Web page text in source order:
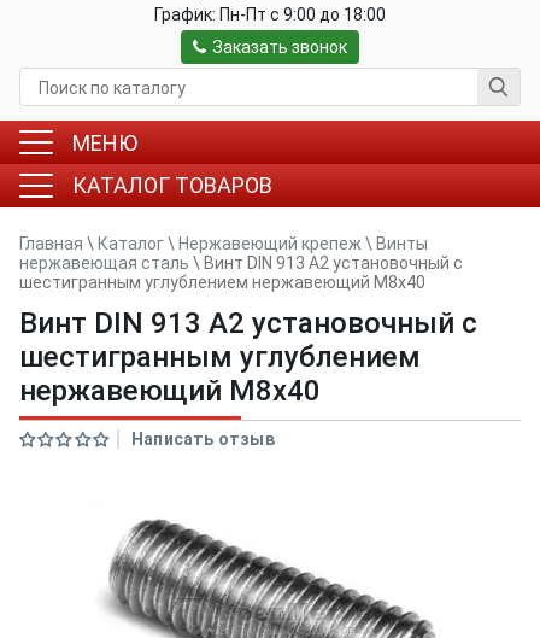
График: Пн-Пт c 9:00 до 18:00
Заказать звонок
МЕНЮ
КАТАЛОГ ТОВАРОВ
Главная \ Каталог\ Нержавеющий крепеж \ Винты
нержавеющая сталь \ Винт DIN 913 А2 установочный с
шестигранным углублением нержавеющий M8x40
Винт DIN 913 А2 установочный с
шестигранным углублением
нержавеющий M8x40
Написать отзыв